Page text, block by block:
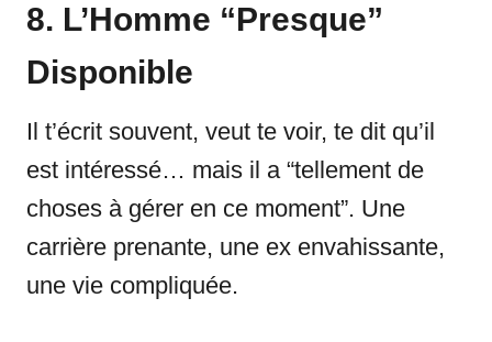
8. L’Homme “Presque”
Disponible
Il t’écrit souvent, veut te voir, te dit qu’il
est intéressé… mais il a “tellement de
choses à gérer en ce moment”. Une
carrière prenante, une ex envahissante,
une vie compliquée.